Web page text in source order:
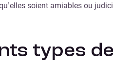
soient amiables ou
types